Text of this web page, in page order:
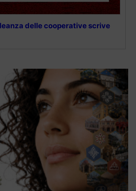
delle cooperative scrive